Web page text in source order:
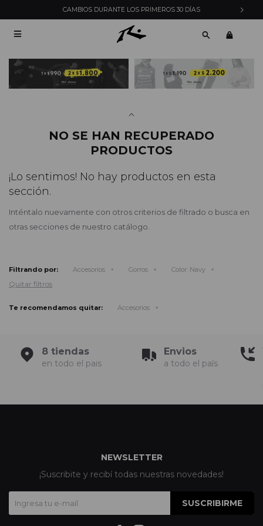
CAMBIOS DURANTE LOS PRIMEROS 30 DÍAS

NO SE HAN RECUPERADO
PRODUCTOS
¡Lo sentimos! No hay productos en esta
sección.
Inténtalo nuevamente con otros criterios de filtrado o busca en
otras secciones de nuestro catálogo.
Filtrando por: Accesorios Gorros Color: Navy
Quitar filtros
Te recomendamos quitar: Accesorios
8 tiendas
en todo el pais
Envios
a todo el país
NEWSLETTER
¡Suscribite y recibí todas nuestras novedades!
SUSCRIBIRME